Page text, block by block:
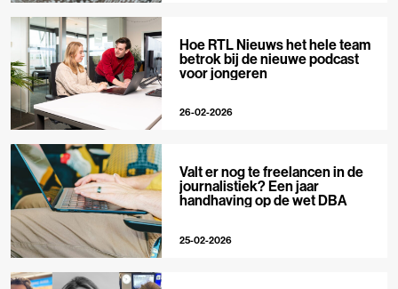
Hoe RTL Nieuws het hele team
betrok bij de nieuwe podcast
voor jongeren
26-02-2026
Valt er nog te freelancen in de
journalistiek? Een jaar
handhaving op de wet DBA
25-02-2026